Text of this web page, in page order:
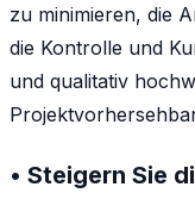
zu minimieren, die
die Kontrolle und
und qualitativ
• Steigern Sie